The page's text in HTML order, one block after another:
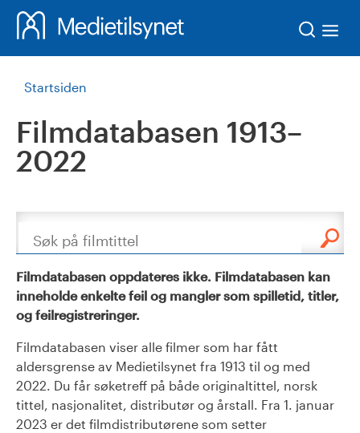
Startsiden
Filmdatabasen 1913–
2022
Søk
Filmdatabasen oppdateres ikke. Filmdatabasen kan
inneholde enkelte feil og mangler som spilletid, titler,
og feilregistreringer.
Filmdatabasen viser alle filmer som har fått
aldersgrense av Medietilsynet fra 1913 til og med
2022. Du får søketreff på både originaltittel, norsk
tittel, nasjonalitet, distributør og årstall. Fra 1. januar
2023 er det filmdistributørene som setter